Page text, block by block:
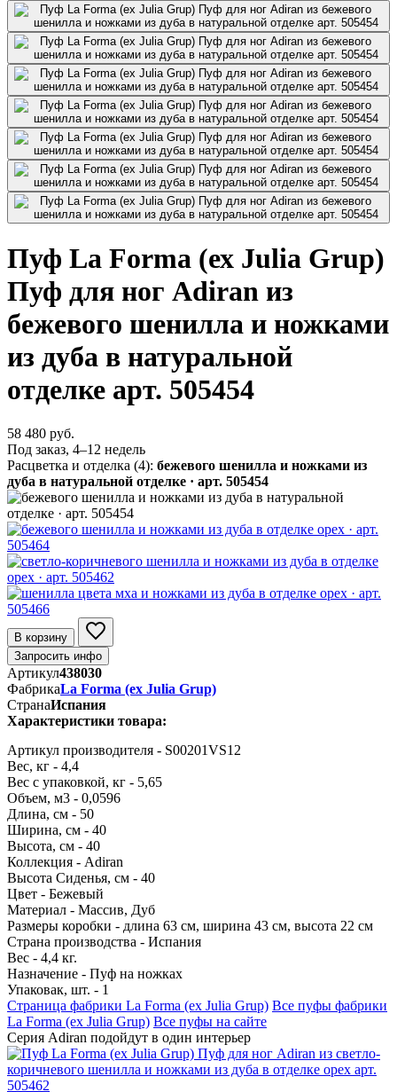
Пуф La Forma (ех Julia Grup)
Пуф для ног Adiran из
бежевого шенилла и ножками
из дуба в натуральной
отделке арт. 505454
58 480 руб.
Под заказ, 4–12 недель
Расцветка и отделка (4): бежевого шенилла и ножками из
дуба в натуральной отделке · арт. 505454
В корзину
Запросить инфо
Артикул438030
ФабрикаLa Forma (ех Julia Grup)
СтранаИспания
Характеристики товара:
Артикул производителя - S00201VS12
Вес, кг - 4,4
Вес с упаковкой, кг - 5,65
Объем, м3 - 0,0596
Длина, см - 50
Ширина, см - 40
Высота, см - 40
Коллекция - Adiran
Высота Сиденья, см - 40
Цвет - Бежевый
Материал - Массив, Дуб
Размеры коробки - длина 63 см, ширина 43 см, высота 22 см
Страна производства - Испания
Вес - 4,4 кг.
Назначение - Пуф на ножках
Упаковак, шт. - 1
Страница фабрики La Forma (ех Julia Grup) Все пуфы фабрики
La Forma (ех Julia Grup) Все пуфы на сайте
Серия Adiran подойдут в один интерьер